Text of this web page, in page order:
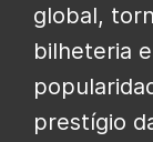
global,
bilheteria
prestígio